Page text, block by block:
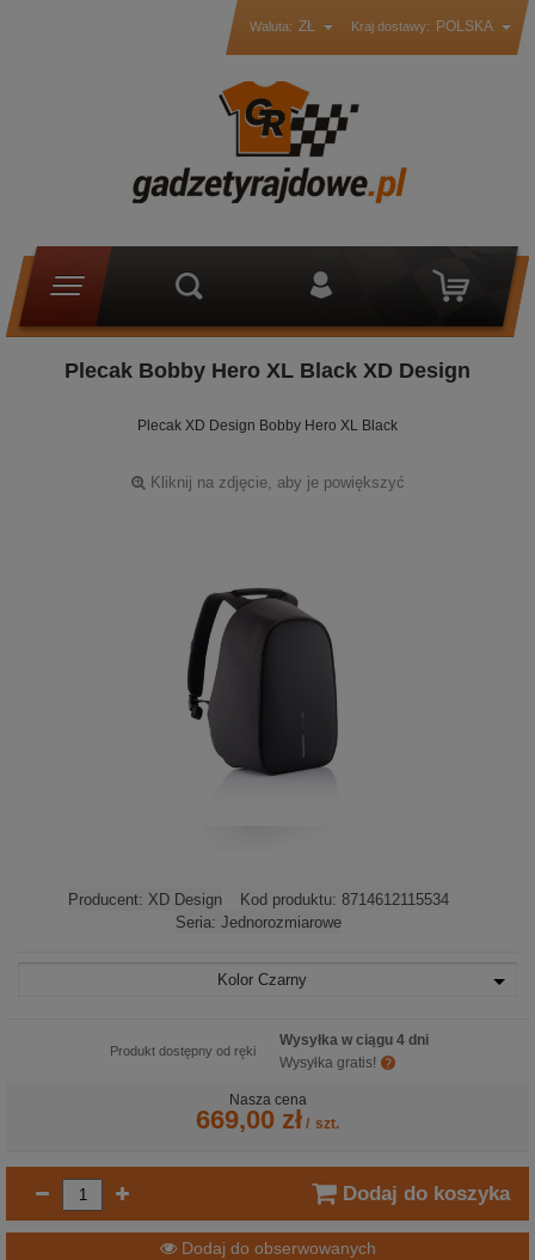
Waluta: ZŁ Kraj dostawy: POLSKA
Plecak Bobby Hero XL Black XD Design
Plecak XD Design Bobby Hero XL Black
Kliknij na zdjęcie, aby je powiększyć
Producent: XD Design Kod produktu: 8714612115534
Seria: Jednorozmiarowe
Kolor Czarny
Produkt dostępny od ręki
Wysyłka w ciągu 4 dni
Wysyłka gratis!
Nasza cena
669,00 zł / szt.
Dodaj do koszyka
Dodaj do obserwowanych